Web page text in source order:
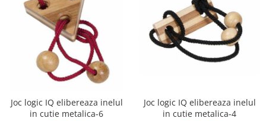
Joc logic IQ elibereaza inelul
in cutie metalica-6
Joc logic IQ elibereaza inelul
in cutie metalica-4